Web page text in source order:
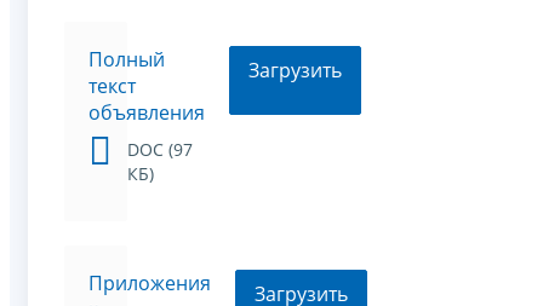
Полный
текст
объявления
DOC (97
КБ)
Загрузить
Приложения
Загрузить